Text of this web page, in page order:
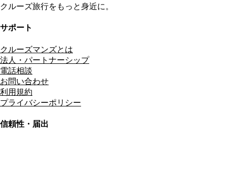
クルーズ旅行をもっと身近に。
サポート
クルーズマンズとは
法人・パートナーシップ
電話相談
お問い合わせ
利用規約
プライバシーポリシー
信頼性・届出